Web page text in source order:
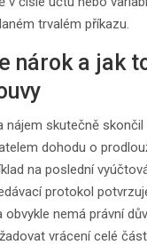
trvalém příkazu.
nárok a jak
nájem skutečně
dohodu o
na poslední
protokol
obvykle nemá právní
vrácení celé